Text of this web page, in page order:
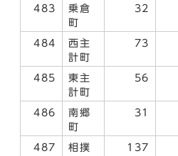
483
乗倉
町
32
484
西主
計町
73
485
東主
計町
56
486
南郷
町
31
487
相撲
137